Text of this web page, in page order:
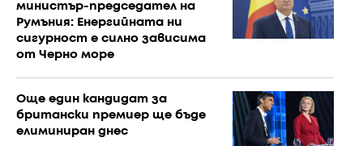
министър-председател на
Румъния: Енергийната ни
сигурност е силно зависима
от Черно море
Още един кандидат за
британски премиер ще бъде
елиминиран днес